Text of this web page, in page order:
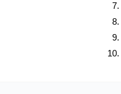
7.
8.
9.
10.